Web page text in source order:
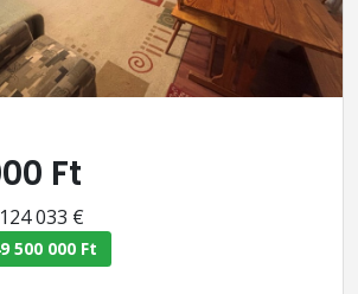
Ft
124 033 €
500 000 Ft